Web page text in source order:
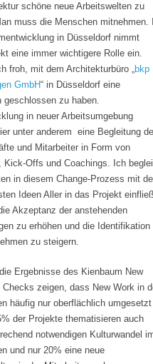
schöne neue Arbeitswelten zu
muss die Menschen mitnehmen.
in Düsseldorf nimmt
eine immer wichtigere Rolle ein.
froh, mit dem Architekturbüro „bkp
GmbH“ in Düsseldorf eine
geschlossen zu haben.
in neuer Arbeitsumgebung
unter anderem eine Begleitung
und Mitarbeiter in Form von
Kick-Offs und Coachings. Ich
in diesem Change-Prozess mit
Ideen Aller in das Projekt
Akzeptanz der anstehenden
zu erhöhen und die Identifikation
zu steigern.
Ergebnisse des Kienbaum New
zeigen, dass New Work in
häufig nur oberflächlich umgesetzt
der Projekte thematisieren auch
notwendigen Kulturwandel
und nur 20% eine neue